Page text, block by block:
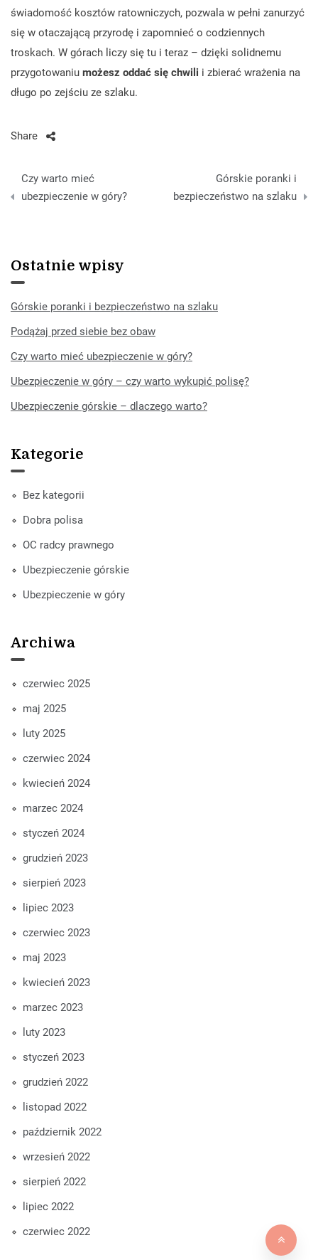
świadomość kosztów ratowniczych, pozwala w pełni zanurzyć
się w otaczającą przyrodę i zapomnieć o codziennych
troskach. W górach liczy się tu i teraz – dzięki solidnemu
przygotowaniu możesz oddać się chwili i zbierać wrażenia na
długo po zejściu ze szlaku.
Share
Nawigacja
wpisu
Czy warto mieć
ubezpieczenie w góry?
Górskie poranki i
bezpieczeństwo na szlaku
Ostatnie wpisy
Górskie poranki i bezpieczeństwo na szlaku
Podążaj przed siebie bez obaw
Czy warto mieć ubezpieczenie w góry?
Ubezpieczenie w góry – czy warto wykupić polisę?
Ubezpieczenie górskie – dlaczego warto?
Kategorie
Bez kategorii
Dobra polisa
OC radcy prawnego
Ubezpieczenie górskie
Ubezpieczenie w góry
Archiwa
czerwiec 2025
maj 2025
luty 2025
czerwiec 2024
kwiecień 2024
marzec 2024
styczeń 2024
grudzień 2023
sierpień 2023
lipiec 2023
czerwiec 2023
maj 2023
kwiecień 2023
marzec 2023
luty 2023
styczeń 2023
grudzień 2022
listopad 2022
październik 2022
wrzesień 2022
sierpień 2022
lipiec 2022
czerwiec 2022